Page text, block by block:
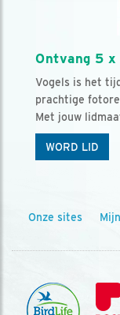
Ontvang 5
Vogels is het
prachtige
Met jouw
WORD LID
Onze sites